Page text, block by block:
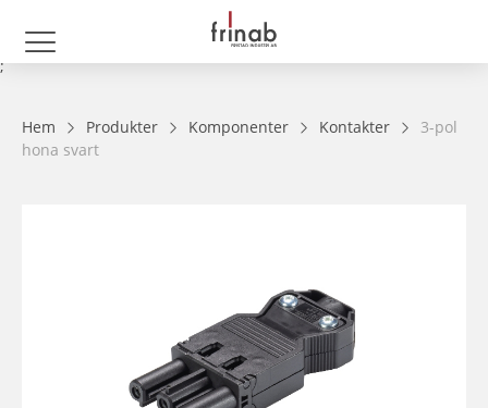
;
Hem Produkter Komponenter Kontakter
3-pol
hona svart